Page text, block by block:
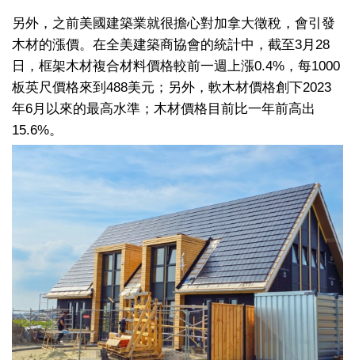
另外，之前美國建築業就很擔心對加拿大徵稅，會引發
木材的漲價。在全美建築商協會的統計中，截至3月28
日，框架木材複合材料價格較前一週上漲0.4%，每1000
板英尺價格來到488美元；另外，軟木材價格創下2023
年6月以來的最高水準；木材價格目前比一年前高出
15.6%。